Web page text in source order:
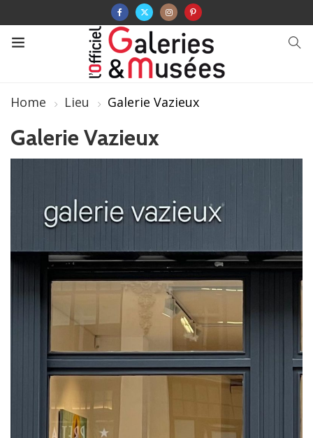
Home Lieu Galerie Vazieux
Galerie Vazieux